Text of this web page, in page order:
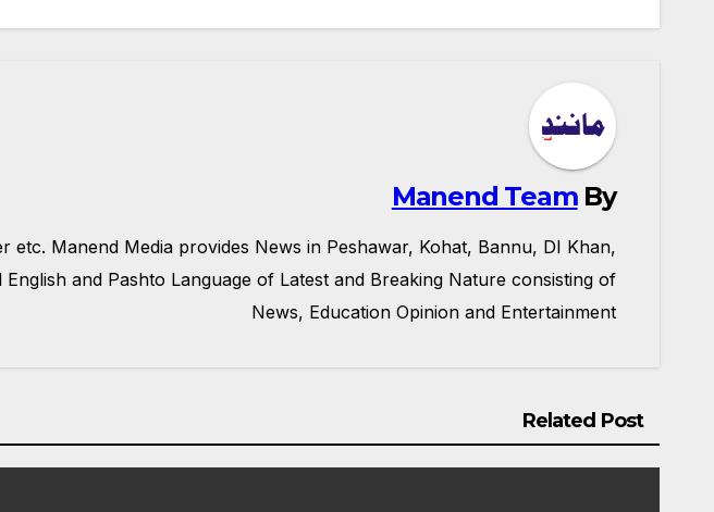
نیویگیشن
By
Manend Team
Manend Media provides News in Peshawar, Kohat, Bannu, DI Khan,
and Pashto Language of Latest and Breaking Nature consisting of
News, Education Opinion and Entertainment
Related Post